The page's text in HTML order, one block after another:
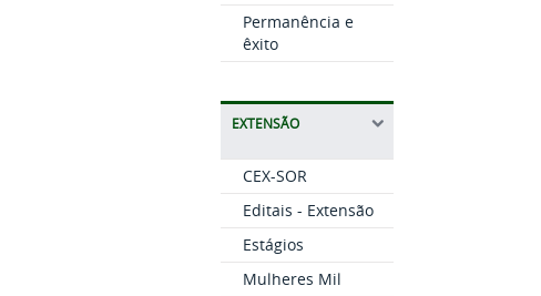
Permanência e
êxito
EXTENSÃO
CEX-SOR
Editais - Extensão
Estágios
Mulheres Mil